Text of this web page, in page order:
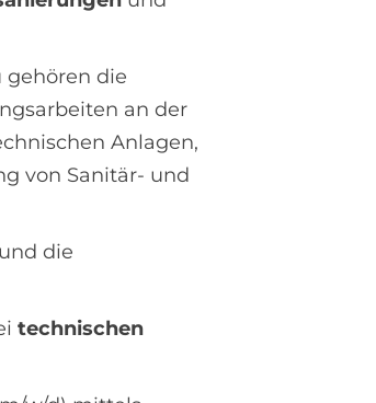
gehören die
an der
Anlagen,
von Sanitär- und
die
technischen